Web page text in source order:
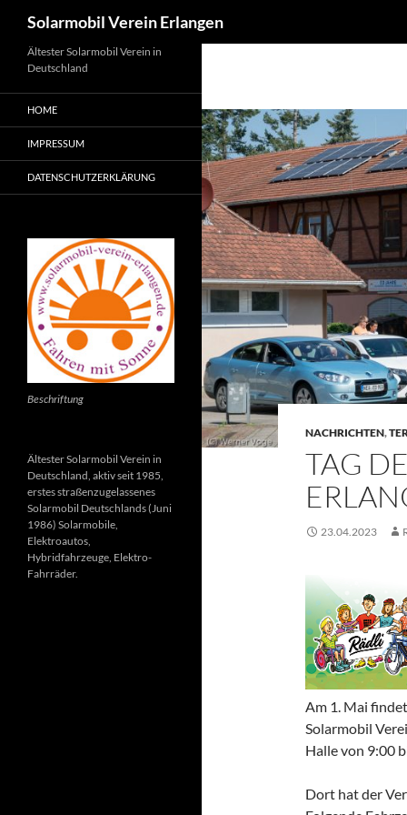
Zum
Inhalt
springen
Solarmobil Verein Erlangen
NACHRICHTEN,
TAG
23.04.2023
Am 1. Mai
Solarmobil
Halle von 9:00
Dort hat der
Ältester Solarmobil Verein in
Deutschland
HOME
IMPRESSUM
DATENSCHUTZERKLÄRUNG
Beschriftung
Ältester Solarmobil Verein in
Deutschland, aktiv seit 1985,
erstes straßenzugelassenes
Solarmobil Deutschlands (Juni
1986) Solarmobile,
Elektroautos,
Hybridfahrzeuge, Elektro-
Fahrräder.